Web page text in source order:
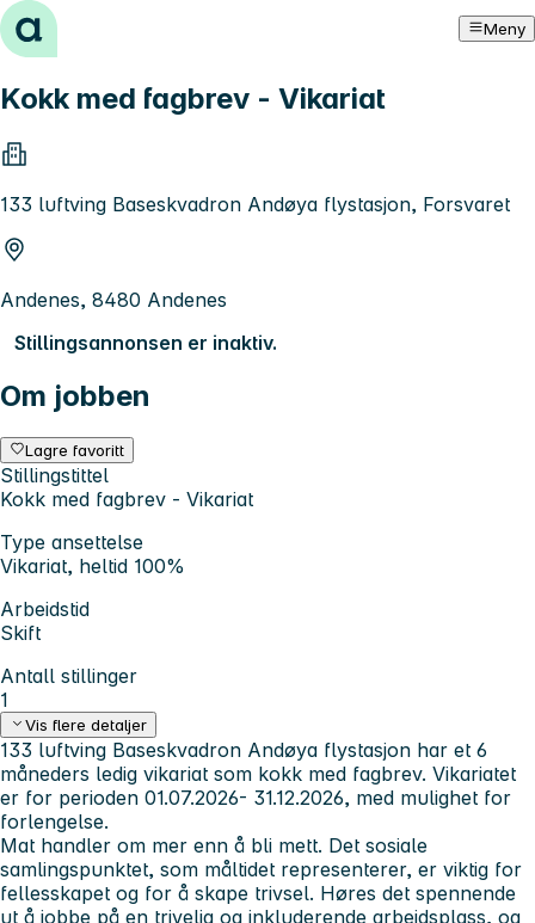
Hopp til innhold Meny
Kokk med fagbrev - Vikariat
133 luftving Baseskvadron Andøya flystasjon, Forsvaret
Andenes, 8480 Andenes
Stillingsannonsen er inaktiv.
Om jobben
Lagre favoritt
Stillingstittel
Kokk med fagbrev - Vikariat
Type ansettelse
Vikariat, heltid 100%
Arbeidstid
Skift
Antall stillinger
1
Vis flere detaljer
133 luftving Baseskvadron Andøya flystasjon har et 6
måneders ledig vikariat som kokk med fagbrev. Vikariatet
er for perioden 01.07.2026- 31.12.2026, med mulighet for
forlengelse.
Mat handler om mer enn å bli mett. Det sosiale
samlingspunktet, som måltidet representerer, er viktig for
fellesskapet og for å skape trivsel. Høres det spennende
ut å jobbe på en trivelig og inkluderende arbeidsplass, og